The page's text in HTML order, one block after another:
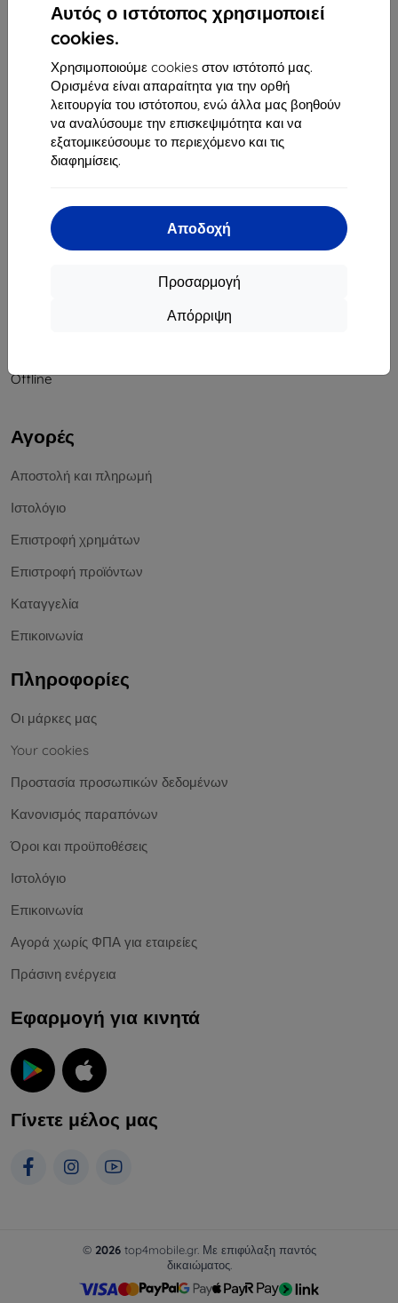
Αυτός ο ιστότοπος χρησιμοποιεί
cookies.
Χρησιμοποιούμε cookies στον ιστότοπό μας.
Ορισμένα είναι απαραίτητα για την ορθή
λειτουργία του ιστότοπου, ενώ άλλα μας βοηθούν
να αναλύσουμε την επισκεψιμότητα και να
εξατομικεύσουμε το περιεχόμενο και τις
διαφημίσεις.
Αποδοχή
Προσαρμογή
Απόρριψη
Οδός Rudolfa Mocka 3750/2A
841 04 Bratislava
Αριθμός Μητρώου Εταιρείας:46701494
ΑΦΜ ΦΠΑ:SK2023549671
Επικοινωνία
info@top4mobile.eu
Offline
Αγορές
Αποστολή και πληρωμή
Ιστολόγιο
Επιστροφή χρημάτων
Επιστροφή προϊόντων
Καταγγελία
Επικοινωνία
Πληροφορίες
Οι μάρκες μας
Your cookies
Προστασία προσωπικών δεδομένων
Κανονισμός παραπόνων
Όροι και προϋποθέσεις
Ιστολόγιο
Επικοινωνία
Αγορά χωρίς ΦΠΑ για εταιρείες
Πράσινη ενέργεια
Εφαρμογή για κινητά
Γίνετε μέλος μας
© 2026top4mobile.gr. Με επιφύλαξη παντός
δικαιώματος.